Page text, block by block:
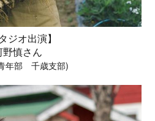
ジオ出演】
野慎さん
年部 千歳支部)